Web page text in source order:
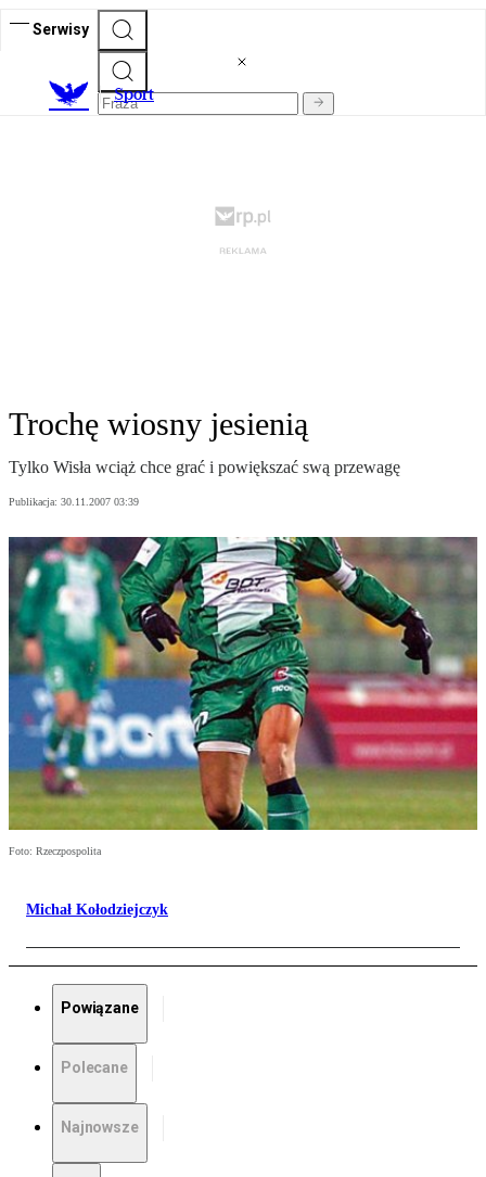
Serwisy
Sport
Trochę wiosny jesienią
Tylko Wisła wciąż chce grać i powiększać swą przewagę
Publikacja: 30.11.2007 03:39
Foto: Rzeczpospolita
Michał Kołodziejczyk
Powiązane
Polecane
Najnowsze